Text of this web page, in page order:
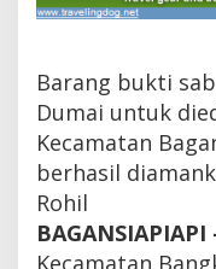
u
i
,
W
a
g
R
Barang bukti
Dumai untuk
Kecamatan
berhasil
Rohil
BAGANSIAPIAPI